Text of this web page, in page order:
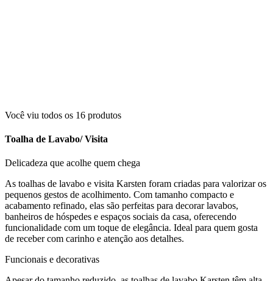
Você viu todos os 16 produtos
Toalha de Lavabo/ Visita
Delicadeza que acolhe quem chega
As toalhas de lavabo e visita Karsten foram criadas para valorizar os
pequenos gestos de acolhimento. Com tamanho compacto e
acabamento refinado, elas são perfeitas para decorar lavabos,
banheiros de hóspedes e espaços sociais da casa, oferecendo
funcionalidade com um toque de elegância. Ideal para quem gosta
de receber com carinho e atenção aos detalhes.
Funcionais e decorativas